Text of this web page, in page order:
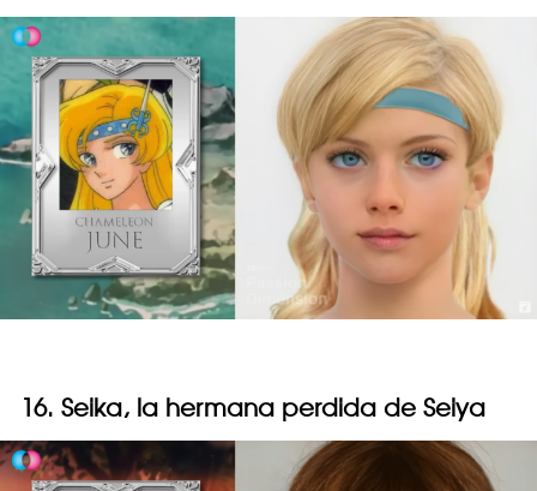
16. Seika, la hermana perdida de Seiya